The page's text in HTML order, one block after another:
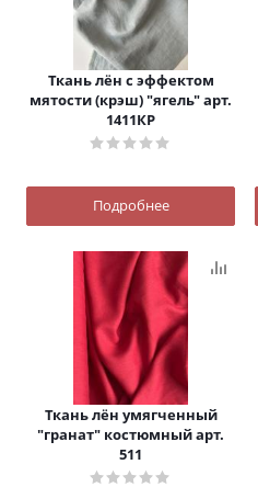
Ткань лён с эффектом
мятости (крэш) "ягель" арт.
1411КР
Подробнее
Ткань лён умягченный
"гранат" костюмный арт.
511